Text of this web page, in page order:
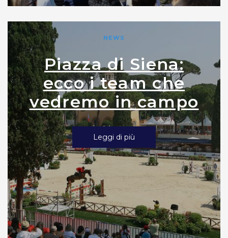
NEWS
Piazza di Siena:
ecco i team che
vedremo in campo
Leggi di più